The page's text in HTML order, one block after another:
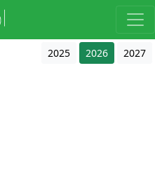
2025 2026 2027